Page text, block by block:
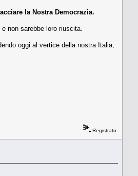
la Nostra Democrazia.
non sarebbe loro riuscita.
oggi al vertice della nostra Italia,
Registrato